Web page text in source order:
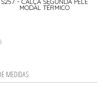
MODAL TÉRMICO
MEDIDAS